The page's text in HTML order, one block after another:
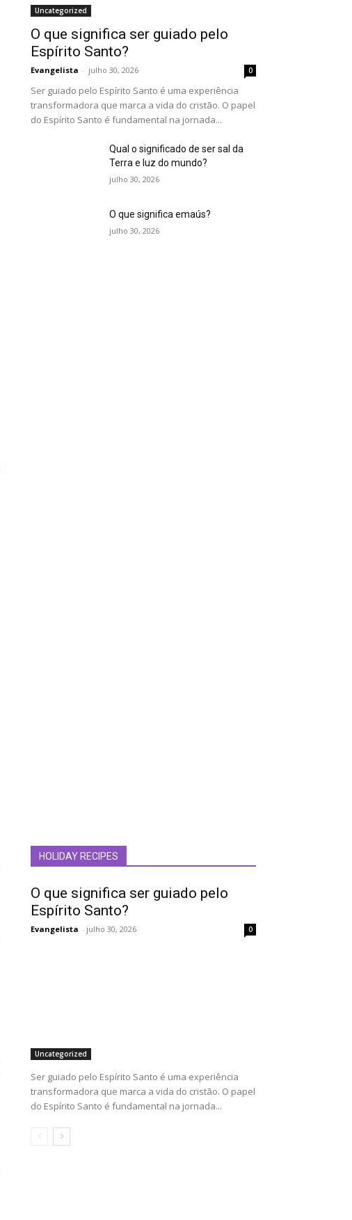
Uncategorized
O que significa ser guiado pelo
Espírito Santo?
Evangelista - julho 30, 2026 0
Ser guiado pelo Espírito Santo é uma experiência
transformadora que marca a vida do cristão. O papel
do Espírito Santo é fundamental na jornada...
Qual o significado de ser sal da
Terra e luz do mundo?
julho 30, 2026
O que significa emaús?
julho 30, 2026
HOLIDAY RECIPES
O que significa ser guiado pelo
Espírito Santo?
Evangelista - julho 30, 2026 0
Uncategorized
Ser guiado pelo Espírito Santo é uma experiência
transformadora que marca a vida do cristão. O papel
do Espírito Santo é fundamental na jornada...